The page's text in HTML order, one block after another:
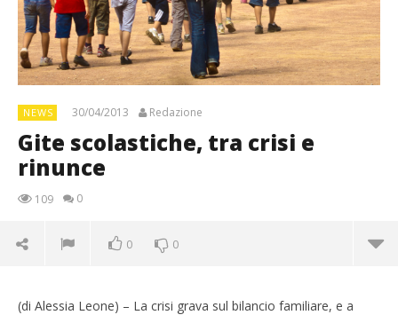
NEWS 30/04/2013 Redazione
Gite scolastiche, tra crisi e
rinunce
109 0
0 0
(di Alessia Leone) – La crisi grava sul bilancio familiare, e a